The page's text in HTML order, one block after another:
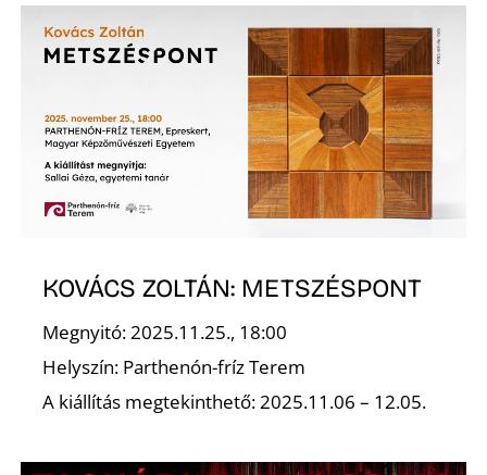
KOVÁCS ZOLTÁN: METSZÉSPONT
Megnyitó: 2025.11.25., 18:00
Helyszín: Parthenón-fríz Terem
A kiállítás megtekinthető: 2025.11.06 – 12.05.